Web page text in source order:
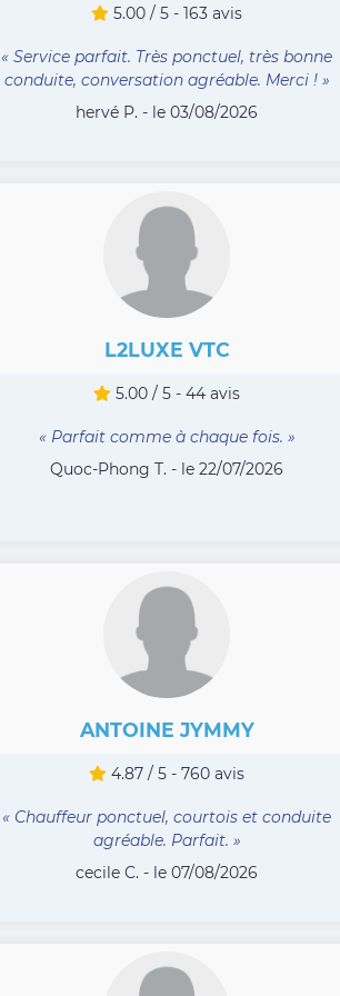
5.00 / 5 - 163 avis
« Service parfait. Très ponctuel, très bonne
conduite, conversation agréable. Merci ! »
hervé P. - le 03/08/2026
L2LUXE VTC
5.00 / 5 - 44 avis
« Parfait comme à chaque fois. »
Quoc-Phong T. - le 22/07/2026
ANTOINE JYMMY
4.87 / 5 - 760 avis
« Chauffeur ponctuel, courtois et conduite
agréable. Parfait. »
cecile C. - le 07/08/2026